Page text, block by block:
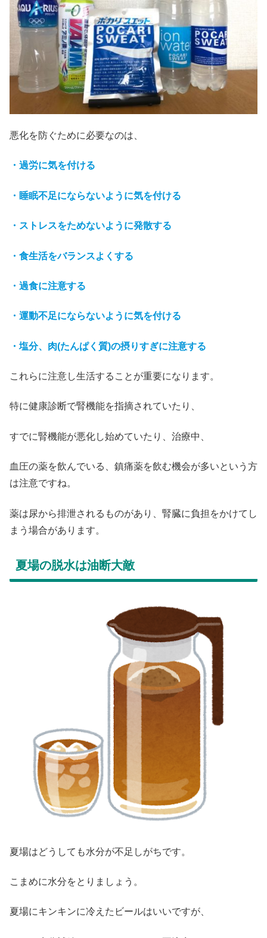
悪化を防ぐために必要なのは、
・過労に気を付ける
・睡眠不足にならないように気を付ける
・ストレスをためないように発散する
・食生活をバランスよくする
・過食に注意する
・運動不足にならないように気を付ける
・塩分、肉(たんぱく質)の摂りすぎに注意する
これらに注意し生活することが重要になります。
特に健康診断で腎機能を指摘されていたり、
すでに腎機能が悪化し始めていたり、治療中、
血圧の薬を飲んでいる、鎮痛薬を飲む機会が多いという方
は注意ですね。
薬は尿から排泄されるものがあり、腎臓に負担をかけてし
まう場合があります。
夏場の脱水は油断大敵
夏場はどうしても水分が不足しがちです。
こまめに水分をとりましょう。
夏場にキンキンに冷えたビールはいいですが、